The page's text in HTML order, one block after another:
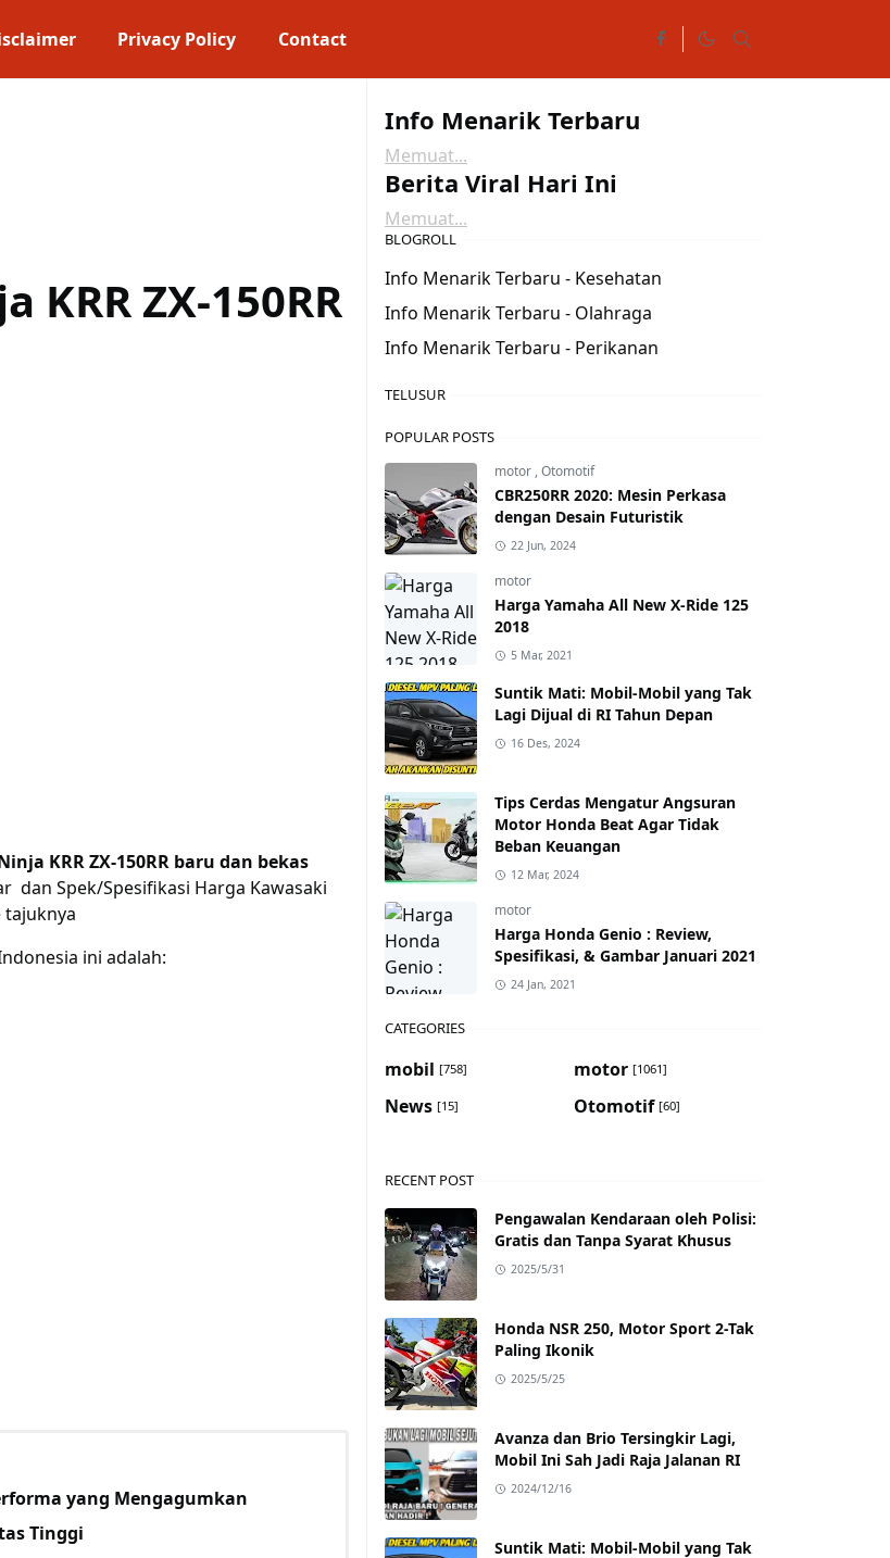
Privacy Policy Contact
KRR ZX-150RR
KRR ZX-150RR baru dan bekas
dan Spek/Spesifikasi Harga Kawasaki
tajuknya
ini adalah:
yang Mengagumkan
Tinggi
Info Menarik Terbaru
Memuat...
Berita Viral Hari Ini
Memuat...
BLOGROLL
Info Menarik Terbaru - Kesehatan
Info Menarik Terbaru - Olahraga
Info Menarik Terbaru - Perikanan
TELUSUR
POPULAR POSTS
motor ,Otomotif
CBR250RR 2020: Mesin Perkasa
dengan Desain Futuristik
22 Jun, 2024
motor
Harga Yamaha All New X-Ride 125
2018
5 Mar, 2021
Suntik Mati: Mobil-Mobil yang Tak
Lagi Dijual di RI Tahun Depan
16 Des, 2024
Tips Cerdas Mengatur Angsuran
Motor Honda Beat Agar Tidak
Beban Keuangan
12 Mar, 2024
motor
Harga Honda Genio : Review,
Spesifikasi, & Gambar Januari 2021
24 Jan, 2021
CATEGORIES
mobil [758] motor [1061]
News [15] Otomotif [60]
RECENT POST
Pengawalan Kendaraan oleh Polisi:
Gratis dan Tanpa Syarat Khusus
2025/5/31
Honda NSR 250, Motor Sport 2-Tak
Paling Ikonik
2025/5/25
Avanza dan Brio Tersingkir Lagi,
Mobil Ini Sah Jadi Raja Jalanan RI
2024/12/16
Suntik Mati: Mobil-Mobil yang Tak